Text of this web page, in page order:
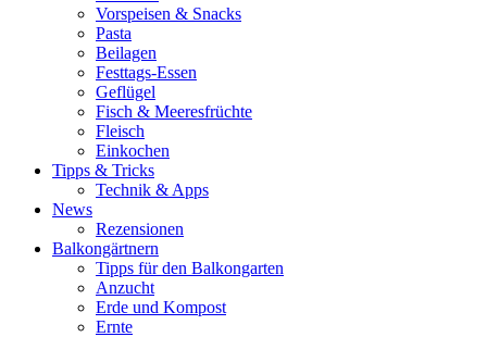
Vorspeisen & Snacks
Pasta
Beilagen
Festtags-Essen
Geflügel
Fisch & Meeresfrüchte
Fleisch
Einkochen
Tipps & Tricks
Technik & Apps
News
Rezensionen
Balkongärtnern
Tipps für den Balkongarten
Anzucht
Erde und Kompost
Ernte